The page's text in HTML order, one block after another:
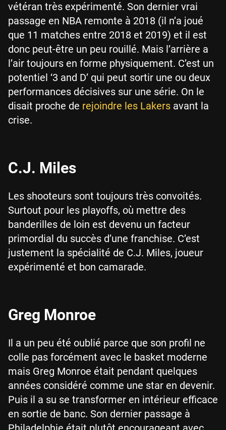
vétéran très expérimenté. Son dernier vrai
passage en NBA remonte à 2018 (il n’a joué
que 11 matches entre 2018 et 2019) et il est
donc peut-être un peu rouillé. Mais l’arrière a
l’air toujours en forme physiquement. C’est un
potentiel ‘3 and D’ qui peut sortir une ou deux
performances décisives sur une série. On le
disait proche de rejoindre les Lakers avant la
crise.
C.J. Miles
Les shooteurs sont toujours très convoités.
Surtout pour les playoffs, où mettre des
banderilles de loin est devenu un facteur
primordial du succès d’une franchise. C’est
justement la spécialité de C.J. Miles, joueur
expérimenté et bon camarade.
Greg Monroe
Il a un peu été oublié parce que son profil ne
colle pas forcément avec le basket moderne
mais Greg Monroe était pendant quelques
années considéré comme une star en devenir.
Puis il a su se transformer en intérieur efficace
en sortie de banc. Son dernier passage à